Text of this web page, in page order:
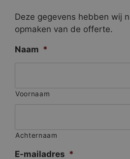
Deze gegevens hebben wij
opmaken van de offerte.
Naam *
Voornaam
Achternaam
E-mailadres *